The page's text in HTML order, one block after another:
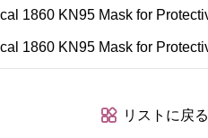
リストに戻る